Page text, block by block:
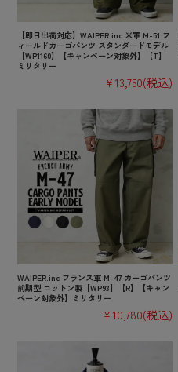
【即日出荷対応】WAIPER.inc 米軍 M-51 フ
ィールドカーゴパンツ スタンダードモデル
【WP1160】【キャンペーン対象外】【T】
ミリタリー
¥13,750(税込)
WAIPER.inc フランス軍 M-47 カーゴパンツ
前期型 コットン製【WP93】【R】【キャン
ペーン対象外】ミリタリー
¥10,780(税込)